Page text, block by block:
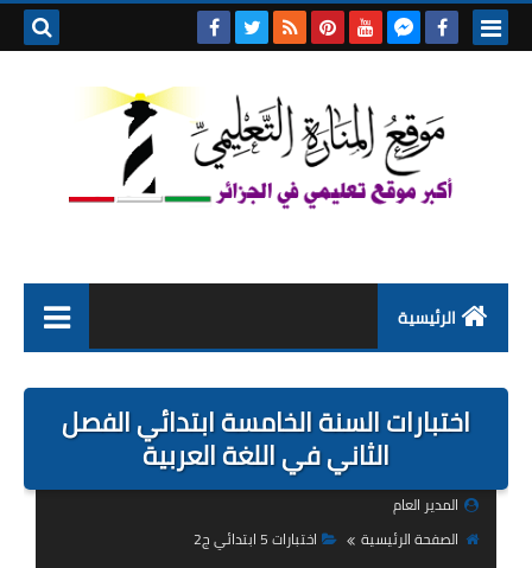
الرئيسية
التربية التحضيرية
السنة الاولى ابتدائي
السنة الثانية ابتدائي
اختبارات السنة الخامسة ابتدائي الفصل
الثاني في اللغة العربية
المدير العام
الصفحة الرئيسية
اختبارات 5 ابتدائي ج2